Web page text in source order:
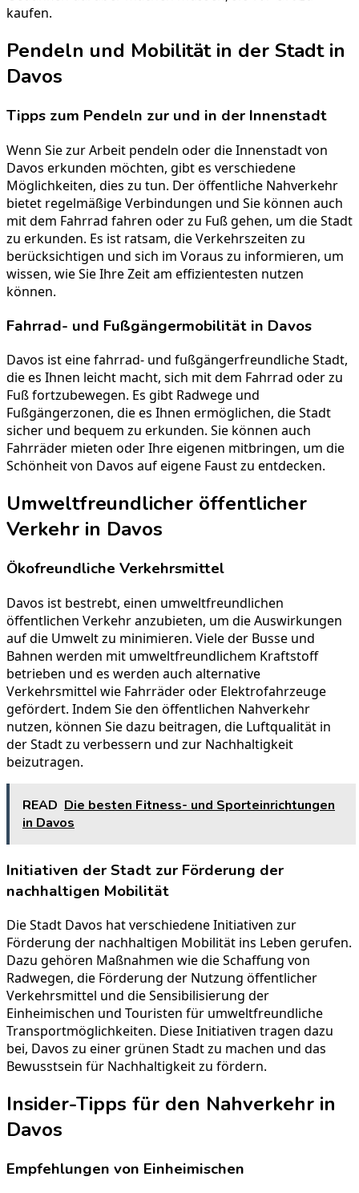
kaufen.
Pendeln und Mobilität in der Stadt in
Davos
Tipps zum Pendeln zur und in der Innenstadt
Wenn Sie zur Arbeit pendeln oder die Innenstadt von
Davos erkunden möchten, gibt es verschiedene
Möglichkeiten, dies zu tun. Der öffentliche Nahverkehr
bietet regelmäßige Verbindungen und Sie können auch
mit dem Fahrrad fahren oder zu Fuß gehen, um die Stadt
zu erkunden. Es ist ratsam, die Verkehrszeiten zu
berücksichtigen und sich im Voraus zu informieren, um
wissen, wie Sie Ihre Zeit am effizientesten nutzen
können.
Fahrrad- und Fußgängermobilität in Davos
Davos ist eine fahrrad- und fußgängerfreundliche Stadt,
die es Ihnen leicht macht, sich mit dem Fahrrad oder zu
Fuß fortzubewegen. Es gibt Radwege und
Fußgängerzonen, die es Ihnen ermöglichen, die Stadt
sicher und bequem zu erkunden. Sie können auch
Fahrräder mieten oder Ihre eigenen mitbringen, um die
Schönheit von Davos auf eigene Faust zu entdecken.
Umweltfreundlicher öffentlicher
Verkehr in Davos
Ökofreundliche Verkehrsmittel
Davos ist bestrebt, einen umweltfreundlichen
öffentlichen Verkehr anzubieten, um die Auswirkungen
auf die Umwelt zu minimieren. Viele der Busse und
Bahnen werden mit umweltfreundlichem Kraftstoff
betrieben und es werden auch alternative
Verkehrsmittel wie Fahrräder oder Elektrofahrzeuge
gefördert. Indem Sie den öffentlichen Nahverkehr
nutzen, können Sie dazu beitragen, die Luftqualität in
der Stadt zu verbessern und zur Nachhaltigkeit
beizutragen.
READ Die besten Fitness- und Sporteinrichtungen
in Davos
Initiativen der Stadt zur Förderung der
nachhaltigen Mobilität
Die Stadt Davos hat verschiedene Initiativen zur
Förderung der nachhaltigen Mobilität ins Leben gerufen.
Dazu gehören Maßnahmen wie die Schaffung von
Radwegen, die Förderung der Nutzung öffentlicher
Verkehrsmittel und die Sensibilisierung der
Einheimischen und Touristen für umweltfreundliche
Transportmöglichkeiten. Diese Initiativen tragen dazu
bei, Davos zu einer grünen Stadt zu machen und das
Bewusstsein für Nachhaltigkeit zu fördern.
Insider-Tipps für den Nahverkehr in
Davos
Empfehlungen von Einheimischen